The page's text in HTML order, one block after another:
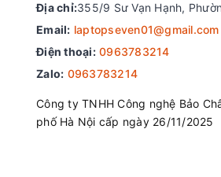
tạo ra hình ảnh khá sắc nét. Tuy
Địa chỉ:355/9 Sư Vạn Hạnh,
Email: laptopseven01@gmail.com
Điện thoại: 0963783214
Zalo: 0963783214
Công ty TNHH Công nghệ Bảo
phố Hà Nội cấp ngày 26/11/2025